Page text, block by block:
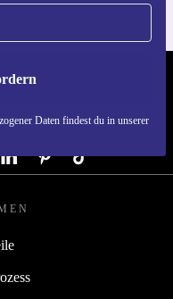
Daten findest du in unserer
- RETHINK NEW.